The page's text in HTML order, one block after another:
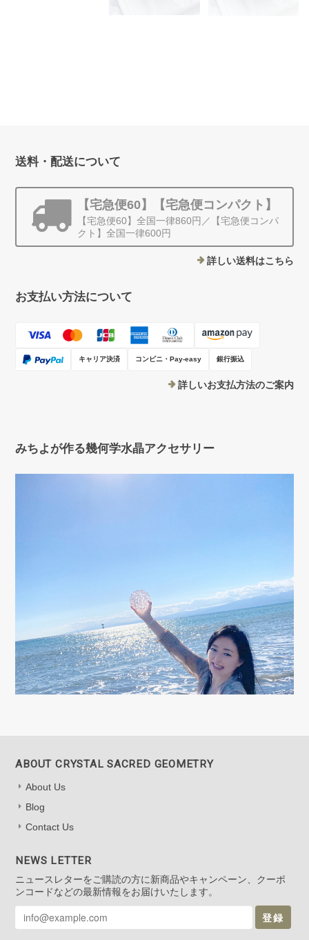
送料・配送について
【宅急便60】【宅急便コンパクト】
【宅急便60】全国一律860円／【宅急便コンパ
クト】全国一律600円
詳しい送料はこちら
お支払い方法について
キャリア決済 コンビニ・Pay-easy 銀行振込
詳しいお支払方法のご案内
みちよが作る幾何学水晶アクセサリー
ABOUT CRYSTAL SACRED GEOMETRY
About Us
Blog
Contact Us
NEWS LETTER
ニュースレターをご購読の方に新商品やキャンペーン、クーポ
ンコードなどの最新情報をお届けいたします。
登録